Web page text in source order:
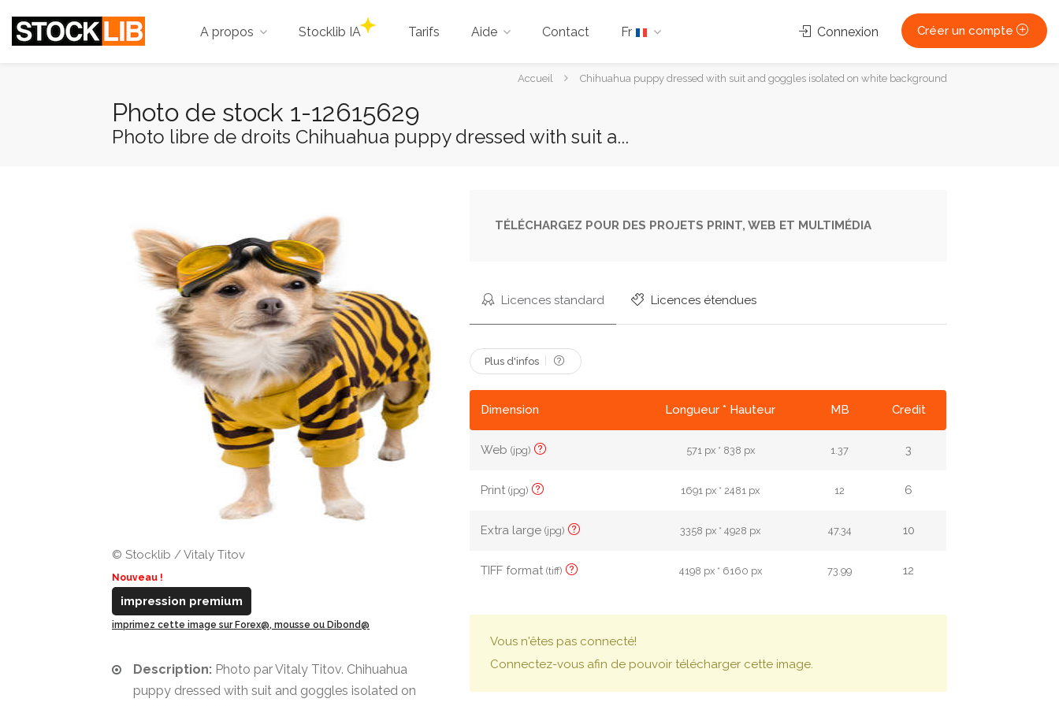
A propos Stocklib IA Tarifs Aide Contact Fr Connexion Créer un compte
VousAccueil Chihuahua puppy dressed with suit and goggles isolated on white background
Photo de stock 1-12615629
Photo libre de droits Chihuahua puppy dressed with suit a...
© Stocklib / Vitaly Titov
Nouveau !
impression premium
imprimez cette image sur Forex@, mousse ou Dibond@
Description: Photo par Vitaly Titov. Chihuahua
puppy dressed with suit and goggles isolated on
TÉLÉCHARGEZ POUR DES PROJETS PRINT, WEB ET MULTIMÉDIA
Licences standard Licences étendues
Plus d'infos
Dimension Longueur * Hauteur MB Credit
Web(jpg) 571 px * 838 px 1.37 3
Print(jpg) 1691 px * 2481 px 12 6
Extra large(jpg) 3358 px * 4928 px 47.34 10
TIFF format(tiff) 4198 px * 6160 px 73.99 12
Vous n'êtes pas connecté!
Connectez-vous afin de pouvoir télécharger cette image.